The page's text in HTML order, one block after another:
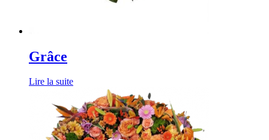
Grâce
Lire la suite